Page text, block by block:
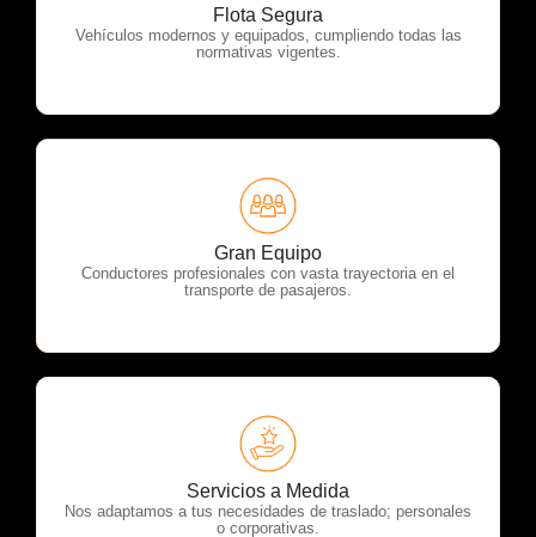
Flota Segura
Vehículos modernos y equipados, cumpliendo todas las
normativas vigentes.
OTP Servicios
Gran Equipo
Conductores profesionales con vasta trayectoria en el
transporte de pasajeros.
OTP Servicios
Servicios a Medida
Nos adaptamos a tus necesidades de traslado; personales
o corporativas.
OTP Servicios